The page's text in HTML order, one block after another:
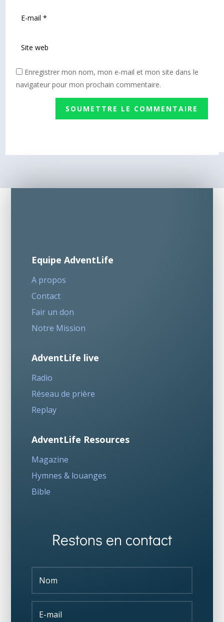
Enregistrer mon nom, mon e-mail et mon site dans le
navigateur pour mon prochain commentaire.
SOUMETTRE LE COMMENTAIRE
Equipe AdventLife
A propos
Contact
Fair un don
Notre Mission
AdventLife live
Radio
Réseau de prière
Replay
AdventLife Resources
Magazine
Hymnes & louanges
Bible
Restons en contact